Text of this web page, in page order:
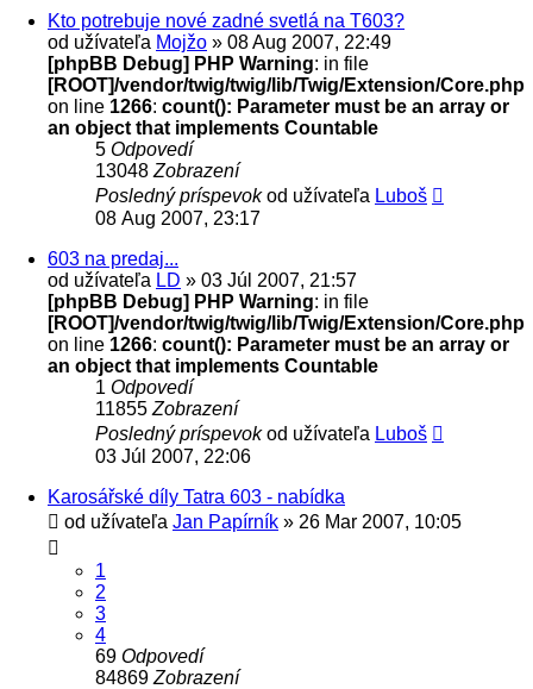
Kto potrebuje nové zadné svetlá na T603?
od užívateľa Mojžo » 08 Aug 2007, 22:49
[phpBB Debug] PHP Warning: in file
[ROOT]/vendor/twig/twig/lib/Twig/Extension/Core.php
on line 1266: count(): Parameter must be an array or
an object that implements Countable
5 Odpovedí
13048 Zobrazení
Posledný príspevokod užívateľa Luboš
08 Aug 2007, 23:17
603 na predaj...
od užívateľa LD » 03 Júl 2007, 21:57
[phpBB Debug] PHP Warning: in file
[ROOT]/vendor/twig/twig/lib/Twig/Extension/Core.php
on line 1266: count(): Parameter must be an array or
an object that implements Countable
1 Odpovedí
11855 Zobrazení
Posledný príspevokod užívateľa Luboš
03 Júl 2007, 22:06
Karosářské díly Tatra 603 - nabídka
od užívateľa Jan Papírník » 26 Mar 2007, 10:05
1
2
3
4
69 Odpovedí
84869 Zobrazení